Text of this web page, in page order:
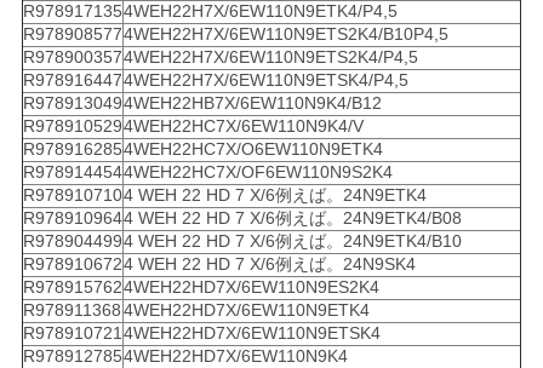
R9789171354WEH22H7X/6EW110N9ETK4/P4,5
R9789085774WEH22H7X/6EW110N9ETS2K4/B10P4,5
R9789003574WEH22H7X/6EW110N9ETS2K4/P4,5
R9789164474WEH22H7X/6EW110N9ETSK4/P4,5
R9789130494WEH22HB7X/6EW110N9K4/B12
R9789105294WEH22HC7X/6EW110N9K4/V
R9789162854WEH22HC7X/O6EW110N9ETK4
R9789144544WEH22HC7X/OF6EW110N9S2K4
R9789107104 WEH 22 HD 7 X/6例えば。24N9ETK4
R9789109644 WEH 22 HD 7 X/6例えば。24N9ETK4/B08
R9789044994 WEH 22 HD 7 X/6例えば。24N9ETK4/B10
R9789106724 WEH 22 HD 7 X/6例えば。24N9SK4
R9789157624WEH22HD7X/6EW110N9ES2K4
R9789113684WEH22HD7X/6EW110N9ETK4
R9789107214WEH22HD7X/6EW110N9ETSK4
R9789127854WEH22HD7X/6EW110N9K4